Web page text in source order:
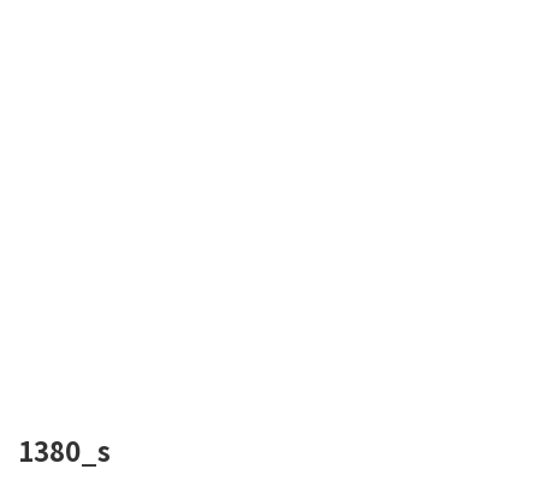
1380_s